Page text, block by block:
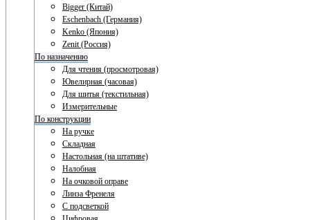
Bigger (Китай)
Eschenbach (Германия)
Kenko (Япония)
Zenit (Россия)
По назначению
Для чтения (просмотровая)
Ювелирная (часовая)
Для шитья (текстильная)
Измерительные
По конструкции
На ручке
Складная
Настольная (на штативе)
Налобная
На очковой оправе
Линза Френеля
С подсветкой